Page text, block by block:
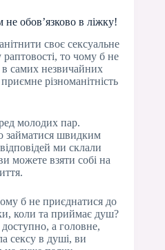
обов’язково в ліжку!
своє сексуальне
то чому б не
самих незвичайних
різноманітність
молодих пар.
займатися швидким
ми склали
можете взяти собі на
б не приєднатися до
коли та приймає душ?
а головне,
сексу в душі, ви